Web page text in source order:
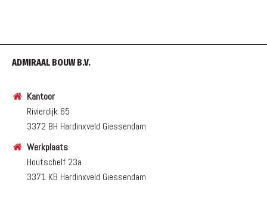
ADMIRAAL BOUW B.V.
Kantoor
Rivierdijk 65
3372 BH Hardinxveld Giessendam
Werkplaats
Houtschelf 23a
3371 KB Hardinxveld Giessendam